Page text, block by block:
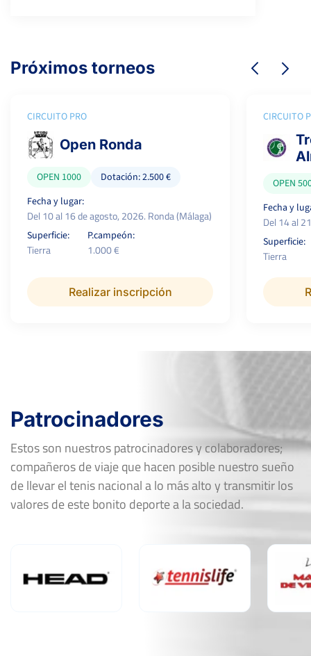
Próximos torneos
CIRCUITO PRO
Open Ronda
OPEN 1000
Dotación: 2.500 €
Fecha y lugar:
Del 10 al 16 de agosto, 2026. Ronda (Málaga)
Superficie:
Tierra
P.campeón:
1.000 €
Realizar inscripción
CIRCUITO
OPEN
Fecha y
Del 14 al
Superficie:
Tierra
Patrocinadores
Estos son nuestros patrocinadores y colaboradores;
compañeros de viaje que hacen posible nuestro sueño
de llevar el tenis nacional a lo más alto y transmitir los
valores de este bonito deporte a la sociedad.